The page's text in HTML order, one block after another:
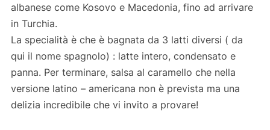
albanese come Kosovo e Macedonia, fino ad arrivare
in Turchia.
La specialità è che è bagnata da 3 latti diversi ( da
qui il nome spagnolo) : latte intero, condensato e
panna. Per terminare, salsa al caramello che nella
versione latino – americana non è prevista ma una
delizia incredibile che vi invito a provare!